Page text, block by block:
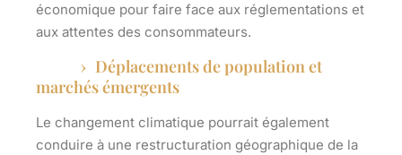
économique pour faire face aux réglementations et
aux attentes des consommateurs.
Déplacements de population et
marchés émergents
Le changement climatique pourrait également
conduire à une restructuration géographique de la